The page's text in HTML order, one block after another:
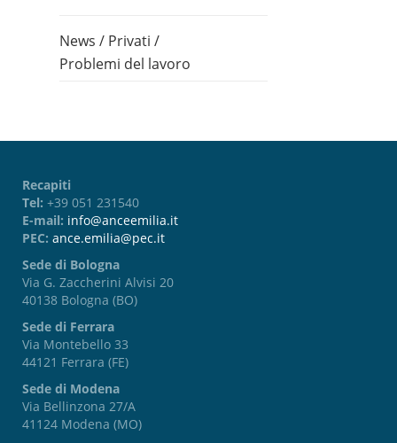
News / Privati /
Problemi del lavoro
Recapiti
Tel: +39 051 231540
E-mail: info@anceemilia.it
PEC: ance.emilia@pec.it
Sede di Bologna
Via G. Zaccherini Alvisi 20
40138 Bologna (BO)
Sede di Ferrara
Via Montebello 33
44121 Ferrara (FE)
Sede di Modena
Via Bellinzona 27/A
41124 Modena (MO)